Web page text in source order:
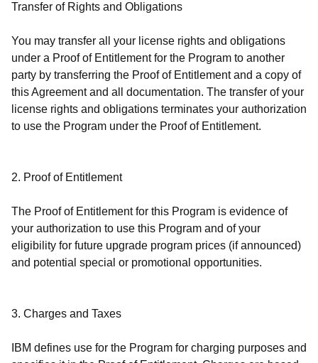
Transfer of Rights and Obligations
You may transfer all your license rights and obligations
under a Proof of Entitlement for the Program to another
party by transferring the Proof of Entitlement and a copy of
this Agreement and all documentation. The transfer of your
license rights and obligations terminates your authorization
to use the Program under the Proof of Entitlement.
2. Proof of Entitlement
The Proof of Entitlement for this Program is evidence of
your authorization to use this Program and of your
eligibility for future upgrade program prices (if announced)
and potential special or promotional opportunities.
3. Charges and Taxes
IBM defines use for the Program for charging purposes and